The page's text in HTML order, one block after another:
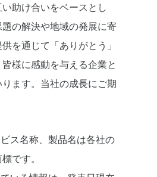
助け合いをベースとし
の解決や地域の発展に寄
を通じて「ありがとう」
様に感動を与える企業と
ます。当社の成長にご期
ス名称、製品名は各社の
です。